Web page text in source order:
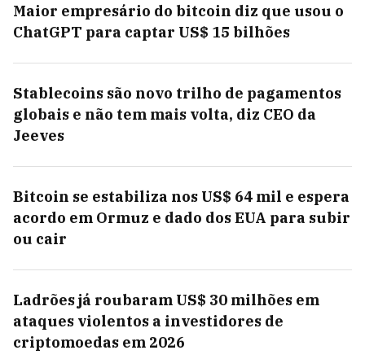
Maior empresário do bitcoin diz que usou o
ChatGPT para captar US$ 15 bilhões
Stablecoins são novo trilho de pagamentos
globais e não tem mais volta, diz CEO da
Jeeves
Bitcoin se estabiliza nos US$ 64 mil e espera
acordo em Ormuz e dado dos EUA para subir
ou cair
Ladrões já roubaram US$ 30 milhões em
ataques violentos a investidores de
criptomoedas em 2026